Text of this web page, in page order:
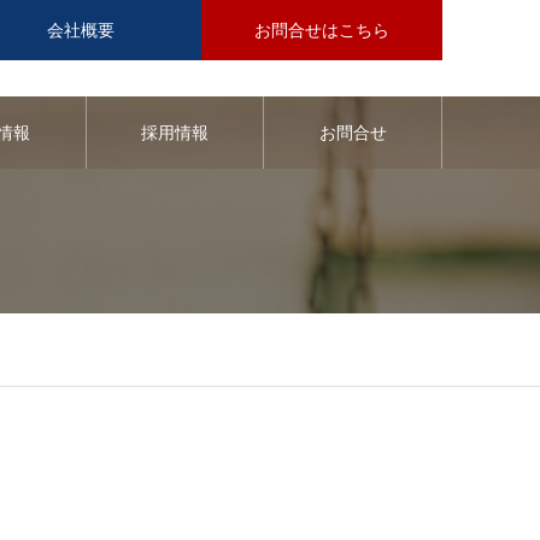
会社概要 お問合せはこちら
報 採用情報 お問合せ